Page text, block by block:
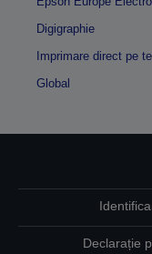
Digigraphie
Imprimare direct pe
Global
Declarație